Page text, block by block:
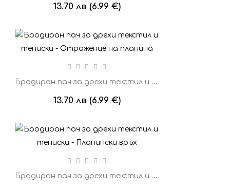
13.70 лв (6.99 €)
Бродиран пач за дрехи текстил и тениски - Отражение на планина
13.70 лв (6.99 €)
Бродиран пач за дрехи текстил и тениски - Планински връх